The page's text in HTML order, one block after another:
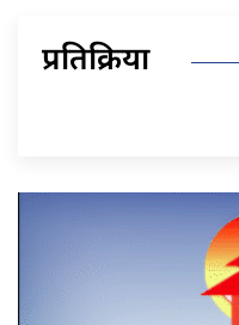
प्रतिक्रिया